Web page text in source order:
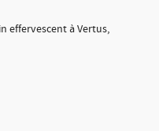
effervescent à Vertus,